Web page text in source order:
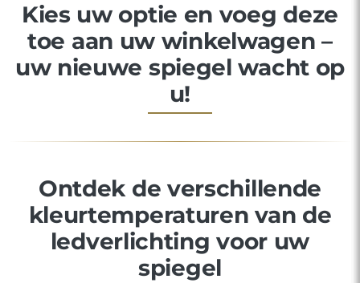
Kies uw optie en voeg deze
toe aan uw winkelwagen –
uw nieuwe spiegel wacht op
u!
Ontdek de verschillende
kleurtemperaturen van de
ledverlichting voor uw
spiegel